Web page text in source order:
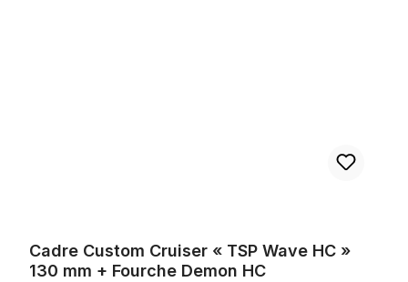
Cadre Custom Cruiser « TSP Wave HC »
130 mm + Fourche Demon HC